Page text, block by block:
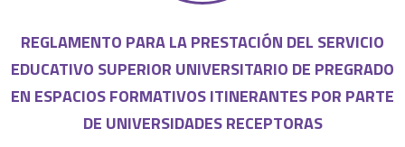
REGLAMENTO PARA LA PRESTACIÓN DEL SERVICIO
EDUCATIVO SUPERIOR UNIVERSITARIO DE PREGRADO
EN ESPACIOS FORMATIVOS ITINERANTES POR PARTE
DE UNIVERSIDADES RECEPTORAS